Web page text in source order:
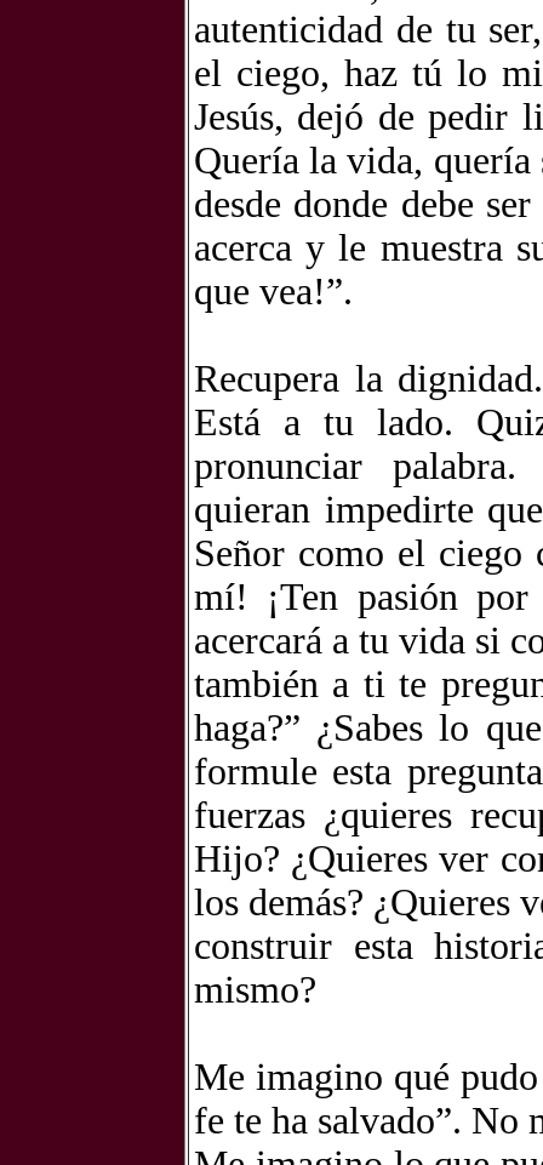
autenticidad de tu
el ciego, haz tú lo
Jesús, dejó de pedir
Quería la vida, quería
desde donde debe
acerca y le muestra
que vea!”.
Recupera la
Está a tu lado.
pronunciar
quieran impedirte
Señor como el ciego
mí! ¡Ten pasión
acercará a tu vida si
también a ti te
haga?” ¿Sabes lo
formule esta
fuerzas ¿quieres
Hijo? ¿Quieres ver
los demás? ¿Quieres
construir esta
mismo?
Me imagino qué
fe te ha salvado”. No